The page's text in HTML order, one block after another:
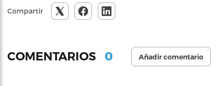
Compartir
COMENTARIOS 0 Añadir comentario